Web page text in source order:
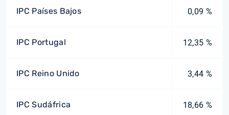
IPC Países Bajos 0,09 %
IPC Portugal 12,35 %
IPC Reino Unido 3,44 %
IPC Sudáfrica 18,66 %